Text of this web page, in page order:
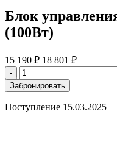
Блок
(100Вт)
15 190 ₽ 18 801 ₽
-
Забронировать
Поступление 15.03.2025